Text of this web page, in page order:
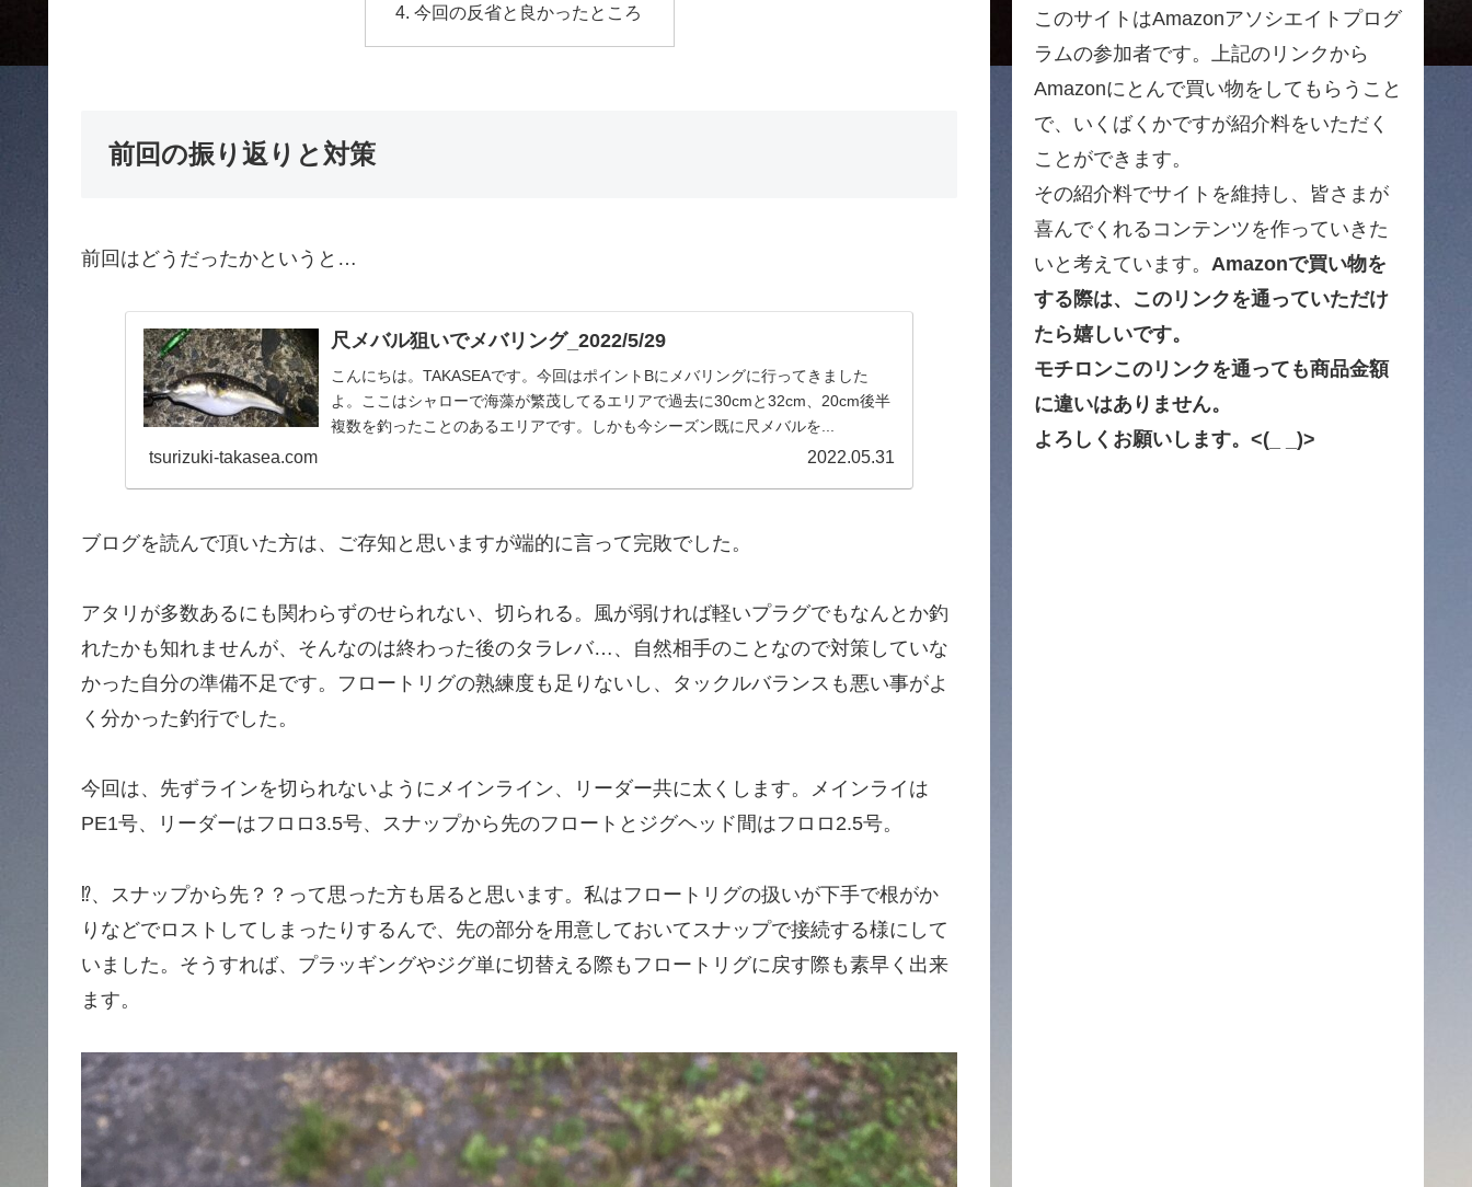
今回の反省と良かったところ
前回の振り返りと対策
前回はどうだったかというと…
尺メバル狙いでメバリング_2022/5/29
こんにちは。TAKASEAです。今回はポイントBにメバリングに行ってきました
よ。ここはシャローで海藻が繁茂してるエリアで過去に30cmと32cm、20cm後半
複数を釣ったことのあるエリアです。しかも今シーズン既に尺メバルを...
tsurizuki-takasea.com 2022.05.31
ブログを読んで頂いた方は、ご存知と思いますが端的に言って完敗でした。
アタリが多数あるにも関わらずのせられない、切られる。風が弱ければ軽いプラグでもなんとか釣
れたかも知れませんが、そんなのは終わった後のタラレバ…、自然相手のことなので対策していな
かった自分の準備不足です。フロートリグの熟練度も足りないし、タックルバランスも悪い事がよ
く分かった釣行でした。
今回は、先ずラインを切られないようにメインライン、リーダー共に太くします。メインライは
PE1号、リーダーはフロロ3.5号、スナップから先のフロートとジグヘッド間はフロロ2.5号。
⁉︎、スナップから先？？って思った方も居ると思います。私はフロートリグの扱いが下手で根がか
りなどでロストしてしまったりするんで、先の部分を用意しておいてスナップで接続する様にして
いました。そうすれば、プラッギングやジグ単に切替える際もフロートリグに戻す際も素早く出来
ます。
このサイトはAmazonアソシエイトプログ
ラムの参加者です。上記のリンクから
Amazonにとんで買い物をしてもらうこと
で、いくばくかですが紹介料をいただく
ことができます。
その紹介料でサイトを維持し、皆さまが
喜んでくれるコンテンツを作っていきた
いと考えています。 Amazonで買い物を
する際は、このリンクを通っていただけ
たら嬉しいです。
モチロンこのリンクを通っても商品金額
に違いはありません。
よろしくお願いします。<(_ _)>